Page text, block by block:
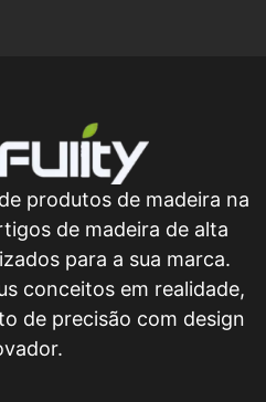
produtos de madeira na
de madeira de alta
para a sua marca.
conceitos em realidade,
de precisão com design